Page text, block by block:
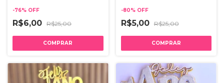
-76% OFF
R$6,00 R$25,00
-80% OFF
R$5,00 R$25,00